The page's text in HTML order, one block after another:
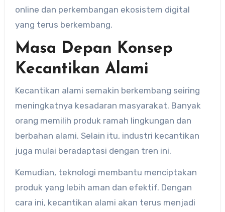
online dan perkembangan ekosistem digital
yang terus berkembang.
Masa Depan Konsep
Kecantikan Alami
Kecantikan alami semakin berkembang seiring
meningkatnya kesadaran masyarakat. Banyak
orang memilih produk ramah lingkungan dan
berbahan alami. Selain itu, industri kecantikan
juga mulai beradaptasi dengan tren ini.
Kemudian, teknologi membantu menciptakan
produk yang lebih aman dan efektif. Dengan
cara ini, kecantikan alami akan terus menjadi